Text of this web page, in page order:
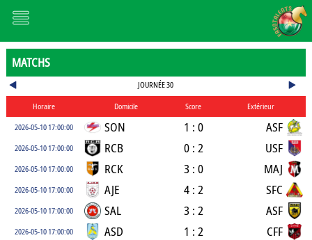
MATCHS
JOURNÉE 30
Horaire Domicile Score
Extérieur
2026-05-10 17:00:00
SON 1 : 0 ASF
2026-05-10 17:00:00 RCB 0 : 2 USF
2026-05-10 17:00:00 RCK 3 : 0 MAJ
2026-05-10 17:00:00 AJE 4 : 2 SFC
2026-05-10 17:00:00 SAL 3 : 2 ASF
2026-05-10 17:00:00 ASD 1 : 2 CFF